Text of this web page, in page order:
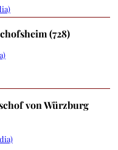
(728)
von Würzburg